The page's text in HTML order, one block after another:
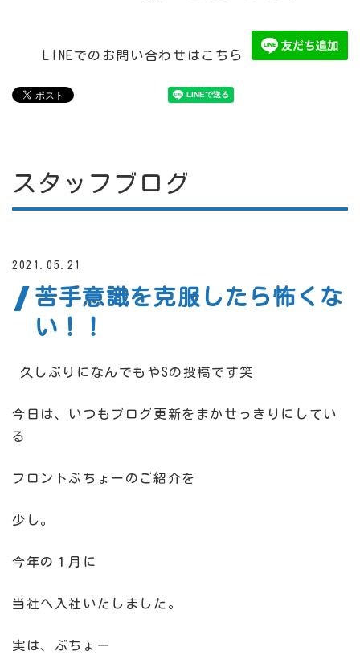
LINEでのお問い合わせはこちら
スタッフブログ
2021.05.21
苦手意識を克服したら怖くな
い！！
久しぶりになんでもやSの投稿です笑
今日は、いつもブログ更新をまかせっきりにしてい
る
フロントぶちょーのご紹介を
少し。
今年の１月に
当社へ入社いたしました。
実は、ぶちょー